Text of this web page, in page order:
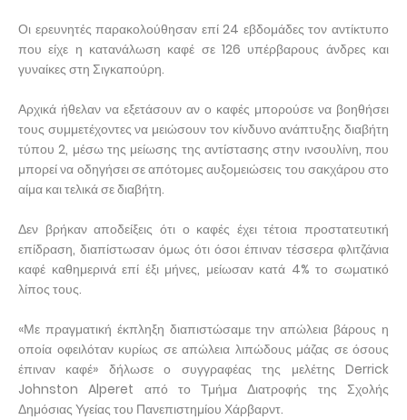
Οι ερευνητές παρακολούθησαν επί 24 εβδομάδες τον αντίκτυπο
που είχε η κατανάλωση καφέ σε 126 υπέρβαρους άνδρες και
γυναίκες στη Σιγκαπούρη.
Αρχικά ήθελαν να εξετάσουν αν ο καφές μπορούσε να βοηθήσει
τους συμμετέχοντες να μειώσουν τον κίνδυνο ανάπτυξης διαβήτη
τύπου 2, μέσω της μείωσης της αντίστασης στην ινσουλίνη, που
μπορεί να οδηγήσει σε απότομες αυξομειώσεις του σακχάρου στο
αίμα και τελικά σε διαβήτη.
Δεν βρήκαν αποδείξεις ότι ο καφές έχει τέτοια προστατευτική
επίδραση, διαπίστωσαν όμως ότι όσοι έπιναν τέσσερα φλιτζάνια
καφέ καθημερινά επί έξι μήνες, μείωσαν κατά 4% το σωματικό
λίπος τους.
«Με πραγματική έκπληξη διαπιστώσαμε την απώλεια βάρους η
οποία οφειλόταν κυρίως σε απώλεια λιπώδους μάζας σε όσους
έπιναν καφέ» δήλωσε ο συγγραφέας της μελέτης Derrick
Johnston Alperet από το Τμήμα Διατροφής της Σχολής
Δημόσιας Υγείας του Πανεπιστημίου Χάρβαρντ.